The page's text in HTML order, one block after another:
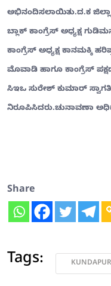
ಅಭಿನಂದಿಸಲಾಯಿತು.ದ.ಕ
ಬ್ಲಾಕ್ ಕಾಂಗ್ರೆಸ್ ಅಧ್ಯಕ್ಷ
ಕಾಂಗ್ರೆಸ್ ಅಧ್ಯಕ್ಷ ಕಾನಮಕ್ಕಿ
ಮೊವಾಡಿ ಹಾಗೂ ಕಾಂಗ್ರೆಸ್
ಸಿಇಒ ಸುರೇಶ್ ಕುಮಾರ್
ನಿರೂಪಿಸಿದರು.ಚುನಾವಣಾ
Share
Tags: